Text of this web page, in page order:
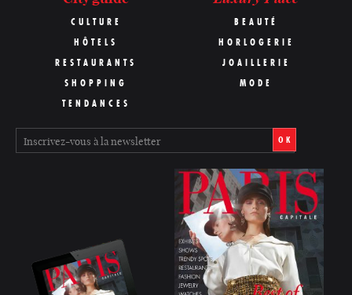
CULTURE
HÔTELS
RESTAURANTS
SHOPPING
TENDANCES
BEAUTÉ
HORLOGERIE
JOAILLERIE
MODE
OK